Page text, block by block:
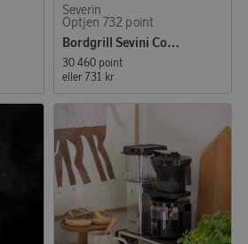
Severin
Optjen 732 point
Bordgrill Sevini Comfort
30 460 point
eller 731 kr